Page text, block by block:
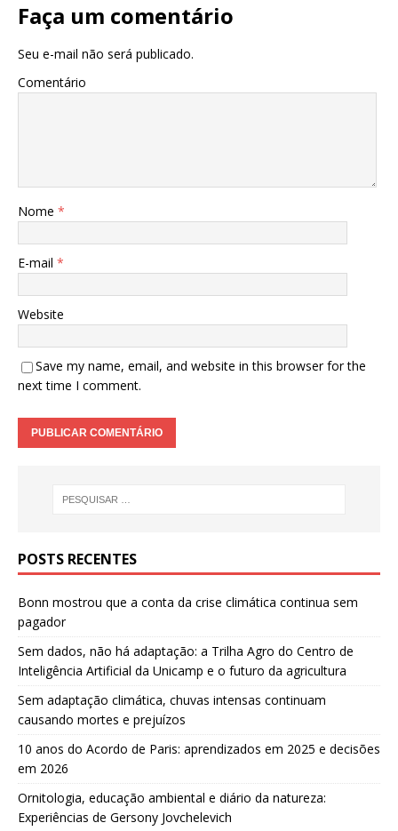
Faça um comentário
Seu e-mail não será publicado.
Comentário
Nome *
E-mail *
Website
Save my name, email, and website in this browser for the
next time I comment.
POSTS RECENTES
Bonn mostrou que a conta da crise climática continua sem
pagador
Sem dados, não há adaptação: a Trilha Agro do Centro de
Inteligência Artificial da Unicamp e o futuro da agricultura
Sem adaptação climática, chuvas intensas continuam
causando mortes e prejuízos
10 anos do Acordo de Paris: aprendizados em 2025 e decisões
em 2026
Ornitologia, educação ambiental e diário da natureza:
Experiências de Gersony Jovchelevich